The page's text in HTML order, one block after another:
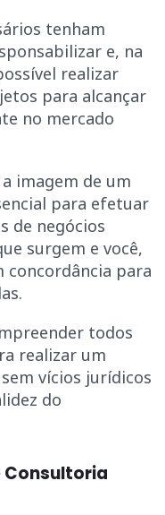
tenham
e, na
realizar
para alcançar
no mercado
imagem de um
para efetuar
de negócios
surgem e você,
concordância para
todos
realizar um
vícios jurídicos
do
Consultoria